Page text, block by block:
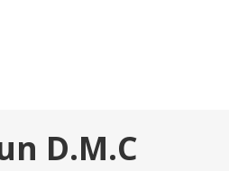
D.M.C